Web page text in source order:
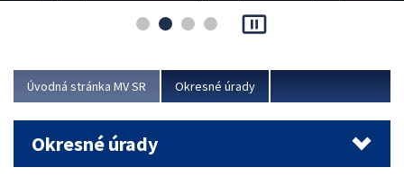
asociácie poisťovní (SLASPO) a Ministerstva vnútra SR.
Viac
pause_presentation
Úvodná stránka MV SR Okresné úrady
Okresné úrady